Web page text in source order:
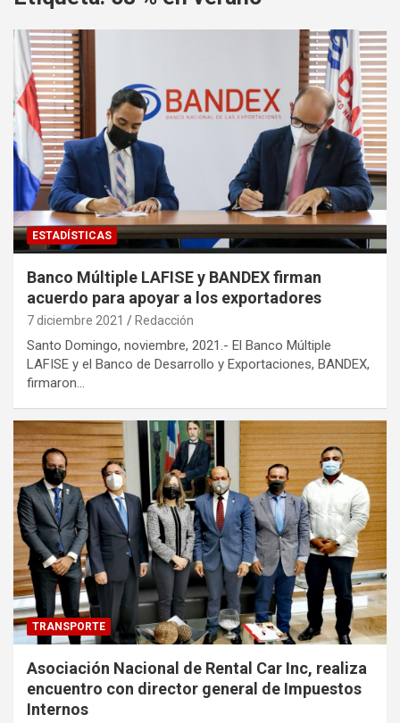
ESTADÍSTICAS
Banco Múltiple LAFISE y BANDEX firman
acuerdo para apoyar a los exportadores
7 diciembre 2021 Redacción
Santo Domingo, noviembre, 2021.- El Banco Múltiple
LAFISE y el Banco de Desarrollo y Exportaciones, BANDEX,
firmaron…
TRANSPORTE
Asociación Nacional de Rental Car Inc, realiza
encuentro con director general de Impuestos
Internos